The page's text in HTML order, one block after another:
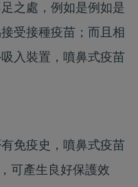
之處，例如是例如是
受接種疫苗；而且相
入裝置，噴鼻式疫苗
免疫史，噴鼻式疫苗
可產生良好保護效